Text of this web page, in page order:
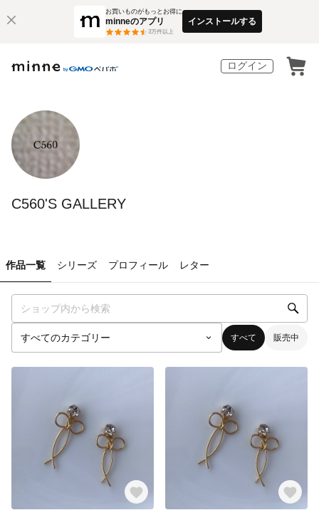
お買いものがもっとお得に
minneのアプリ
3万件以上
インストールする
ログイン
C560'S GALLERY
作品一覧 シリーズ プロフィール レター
すべて 販売中